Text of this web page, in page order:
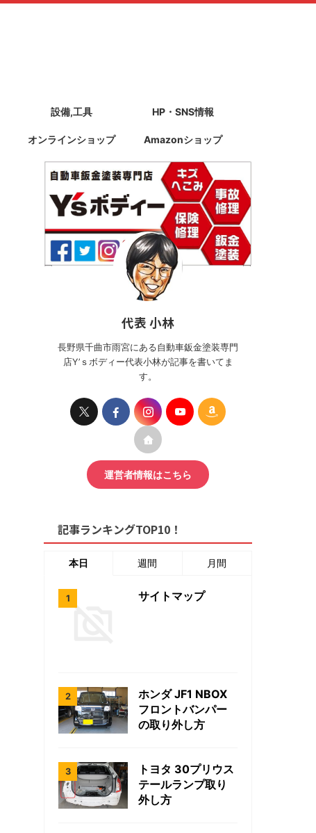
設備,工具 HP・SNS情報
オンラインショップ Amazonショップ
代表 小林
長野県千曲市雨宮にある自動車鈑金塗装専門
店Y’ｓボディー代表小林が記事を書いてま
す。
運営者情報はこちら
記事ランキングTOP10！
本日 週間 月間
サイトマップ
ホンダ JF1 NBOX
フロントバンパー
の取り外し方
トヨタ 30プリウス
テールランプ取り
外し方